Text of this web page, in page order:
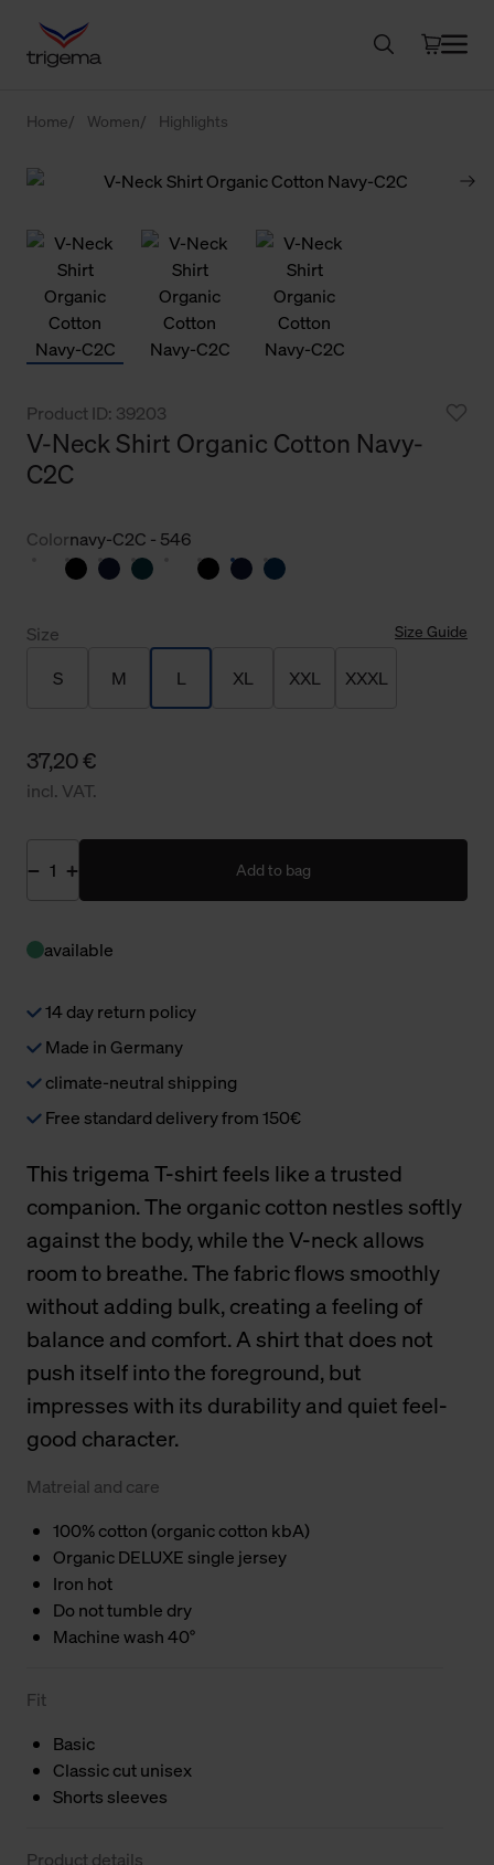
Home Women Highlights
Product ID: 39203
V-Neck Shirt Organic Cotton Navy-
C2C
Colornavy-C2C - 546
Size Size Guide
S M L XL XXL XXXL
37,20 €
incl. VAT.
Add to bag
available
14 day return policy
Made in Germany
climate-neutral shipping
Free standard delivery from 150€
This trigema T-shirt feels like a trusted
companion. The organic cotton nestles softly
against the body, while the V-neck allows
room to breathe. The fabric flows smoothly
without adding bulk, creating a feeling of
balance and comfort. A shirt that does not
push itself into the foreground, but
impresses with its durability and quiet feel-
good character.
Matreial and care
100% cotton (organic cotton kbA)
Organic DELUXE single jersey
Iron hot
Do not tumble dry
Machine wash 40°
Fit
Basic
Classic cut unisex
Shorts sleeves
Product details